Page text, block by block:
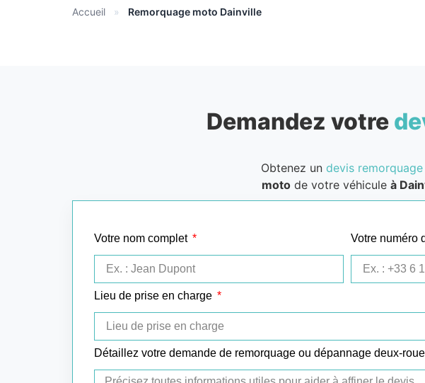
Accueil » Remorquage moto Dainville
Demandez votre
Obtenez un devis
moto de votre véhicule à
Votre nom complet Votre numéro
Lieu de prise en charge
Détaillez votre demande de remorquage ou dépannage deux-